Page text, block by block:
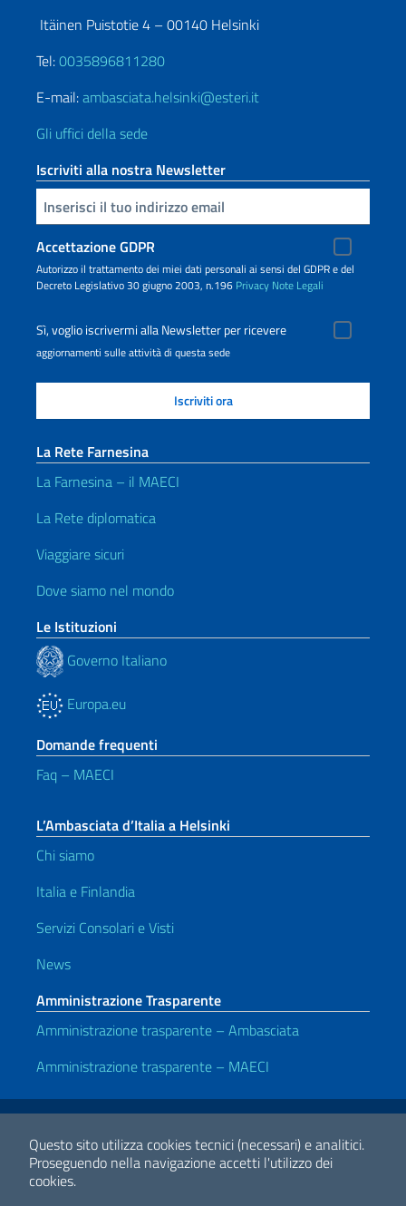
Questo sito utilizza cookies tecnici (necessari) e analitici.
Proseguendo nella navigazione accetti l'utilizzo dei
cookies.
Itäinen Puistotie 4 – 00140 Helsinki
Tel:0035896811280
E-mail:ambasciata.helsinki@esteri.it
Gli uffici della sede
Iscriviti alla nostra Newsletter
Inserisci la tua email
Accettazione GDPR
Autorizzo il trattamento dei miei dati personali ai sensi del GDPR e del
Decreto Legislativo 30 giugno 2003, n.196 Privacy Note Legali
Sì, voglio iscrivermi alla Newsletter per ricevere
aggiornamenti sulle attività di questa sede
La Rete Farnesina
La Farnesina – il MAECI
La Rete diplomatica
Viaggiare sicuri
Dove siamo nel mondo
Le Istituzioni
Governo Italiano
Europa.eu
Domande frequenti
Faq – MAECI
L’Ambasciata d’Italia a Helsinki
Chi siamo
Italia e Finlandia
Servizi Consolari e Visti
News
Amministrazione Trasparente
Amministrazione trasparente – Ambasciata
Amministrazione trasparente – MAECI
Link Utili